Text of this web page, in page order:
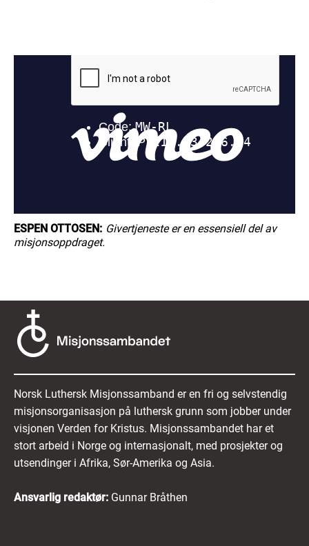
ESPEN OTTOSEN: Givertjeneste er en essensiell del av
misjonsoppdraget.
Norsk Luthersk Misjonssamband er en fri og selvstendig
misjonsorganisasjon på luthersk grunn som jobber under
visjonen Verden for Kristus. Misjonssambandet har et
stort arbeid i Norge og internasjonalt, med prosjekter og
utsendinger i Afrika, Sør-Amerika og Asia.
Ansvarlig redaktør: Gunnar Bråthen